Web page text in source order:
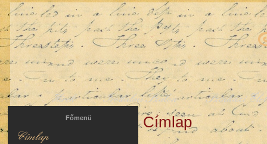
Hírek Irodalmi Szalon Színházi
Főmenü
Címlap
Jelenlegi hely
Címlap